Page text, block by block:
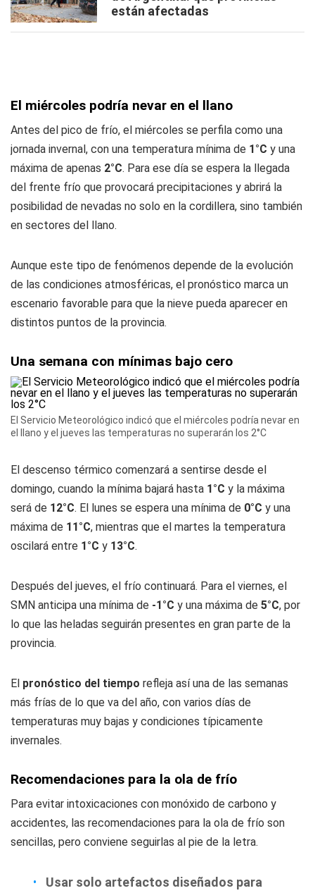
están afectadas
El miércoles podría nevar en el llano
Antes del pico de frío, el miércoles se perfila como una
jornada invernal, con una temperatura mínima de 1°C y una
máxima de apenas 2°C. Para ese día se espera la llegada
del frente frío que provocará precipitaciones y abrirá la
posibilidad de nevadas no solo en la cordillera, sino también
en sectores del llano.
Aunque este tipo de fenómenos depende de la evolución
de las condiciones atmosféricas, el pronóstico marca un
escenario favorable para que la nieve pueda aparecer en
distintos puntos de la provincia.
Una semana con mínimas bajo cero
El Servicio Meteorológico indicó que el miércoles podría nevar en
el llano y el jueves las temperaturas no superarán los 2°C
El descenso térmico comenzará a sentirse desde el
domingo, cuando la mínima bajará hasta 1°C y la máxima
será de 12°C. El lunes se espera una mínima de 0°C y una
máxima de 11°C, mientras que el martes la temperatura
oscilará entre 1°C y 13°C.
Después del jueves, el frío continuará. Para el viernes, el
SMN anticipa una mínima de -1°C y una máxima de 5°C, por
lo que las heladas seguirán presentes en gran parte de la
provincia.
El pronóstico del tiempo refleja así una de las semanas
más frías de lo que va del año, con varios días de
temperaturas muy bajas y condiciones típicamente
invernales.
Recomendaciones para la ola de frío
Para evitar intoxicaciones con monóxido de carbono y
accidentes, las recomendaciones para la ola de frío son
sencillas, pero conviene seguirlas al pie de la letra.
Usar solo artefactos diseñados para